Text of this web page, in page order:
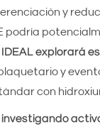
y
podría
IDEAL explorará
y
con